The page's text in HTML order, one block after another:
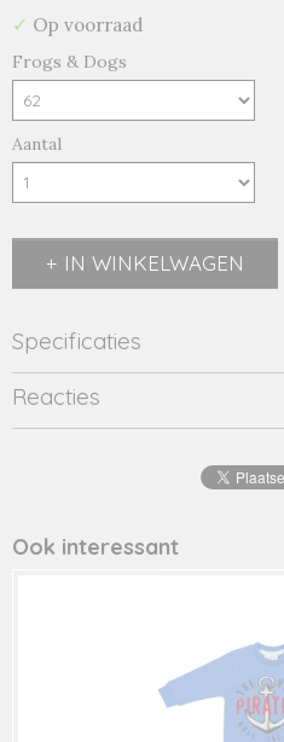
✓ Op voorraad
Frogs & Dogs
Aantal
IN WINKELWAGEN
Specificaties
Productcode
23033016-16200
Productcode leverancier
Reacties
Ook interessant